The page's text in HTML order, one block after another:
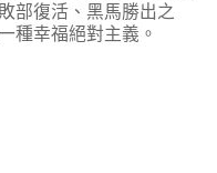
部復活、黑馬勝出之
種幸福絕對主義。